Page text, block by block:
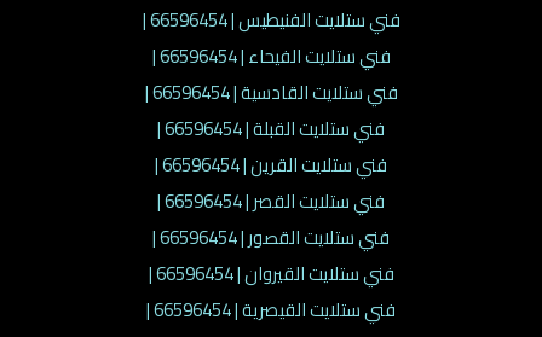
فني ستلايت الفنيطيس | 66596454 |
فني ستلايت الفيحاء | 66596454 |
فني ستلايت القادسية | 66596454 |
فني ستلايت القبلة | 66596454 |
فني ستلايت القرين | 66596454 |
فني ستلايت القصر | 66596454 |
فني ستلايت القصور | 66596454 |
فني ستلايت القيروان | 66596454 |
فني ستلايت القيصرية | 66596454 |